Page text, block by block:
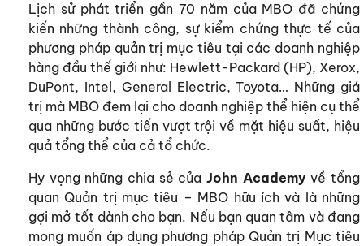
Lịch sử phát triển gần 70 năm của MBO đã chứng
kiến những thành công, sự kiểm chứng thực tế của
phương pháp quản trị mục tiêu tại các doanh nghiệp
hàng đầu thế giới như: Hewlett-Packard (HP), Xerox,
DuPont, Intel, General Electric, Toyota… Những giá
trị mà MBO đem lại cho doanh nghiệp thể hiện cụ thể
qua những bước tiến vượt trội về mặt hiệu suất, hiệu
quả tổng thể của cả tổ chức.
Hy vọng những chia sẻ của John Academy về tổng
quan Quản trị mục tiêu – MBO hữu ích và là những
gợi mở tốt dành cho bạn. Nếu bạn quan tâm và đang
mong muốn áp dụng phương pháp Quản trị Mục tiêu